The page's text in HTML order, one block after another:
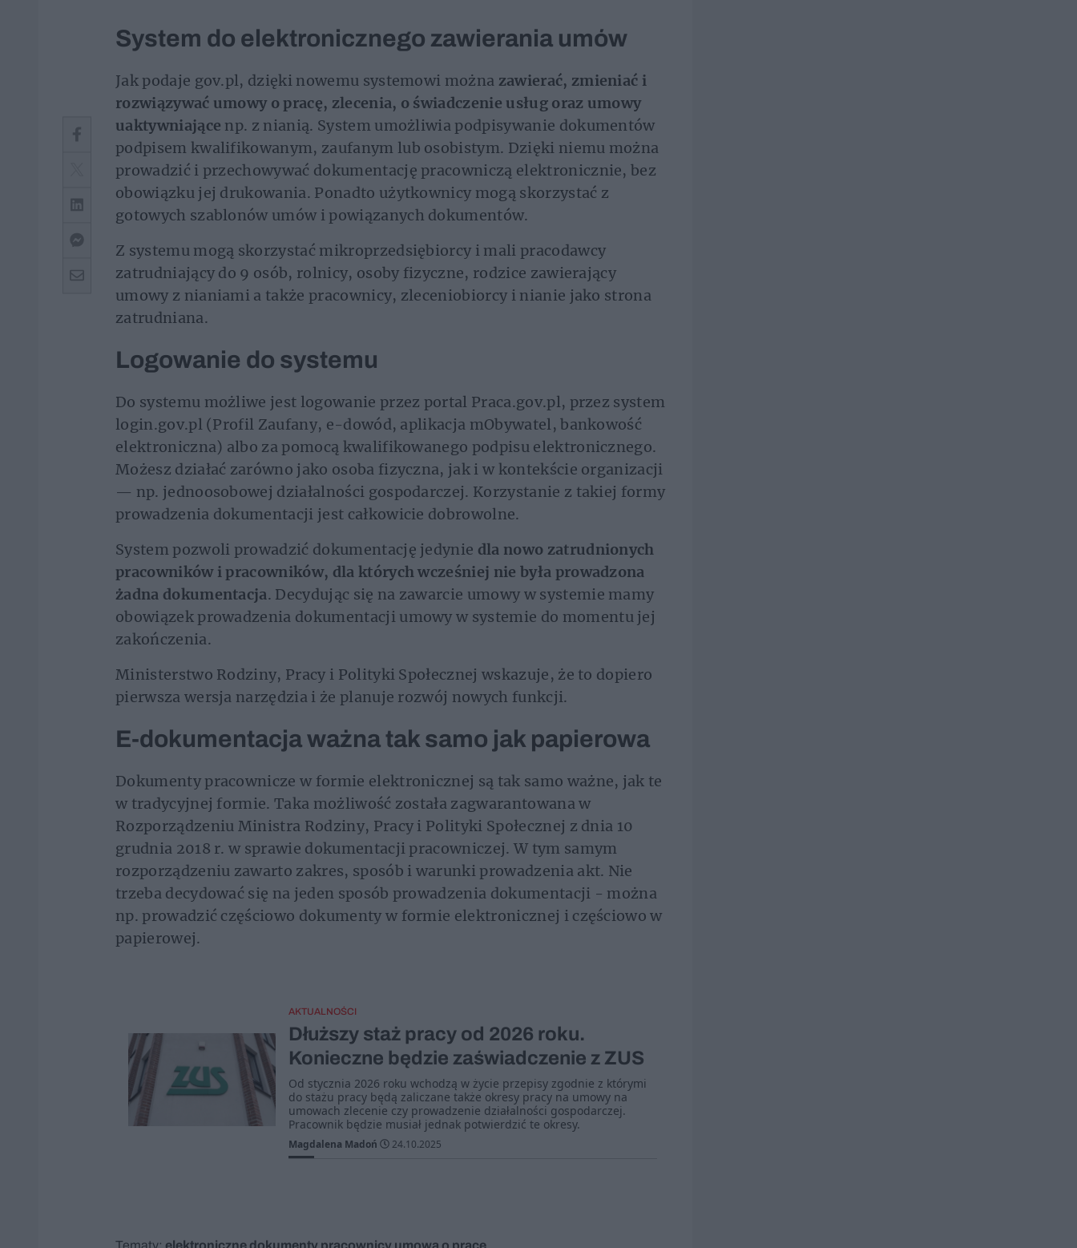
System do elektronicznego zawierania umów
Jak podaje gov.pl, dzięki nowemu systemowi można zawierać, zmieniać i
rozwiązywać umowy o pracę, zlecenia, o świadczenie usług oraz umowy
uaktywniające np. z nianią. System umożliwia podpisywanie dokumentów
podpisem kwalifikowanym, zaufanym lub osobistym. Dzięki niemu można
prowadzić i przechowywać dokumentację pracowniczą elektronicznie, bez
obowiązku jej drukowania. Ponadto użytkownicy mogą skorzystać z
gotowych szablonów umów i powiązanych dokumentów.
Z systemu mogą skorzystać mikroprzedsiębiorcy i mali pracodawcy
zatrudniający do 9 osób, rolnicy, osoby fizyczne, rodzice zawierający
umowy z nianiami a także pracownicy, zleceniobiorcy i nianie jako strona
zatrudniana.
Logowanie do systemu
Do systemu możliwe jest logowanie przez portal Praca.gov.pl, przez system
login.gov.pl (Profil Zaufany, e-dowód, aplikacja mObywatel, bankowość
elektroniczna) albo za pomocą kwalifikowanego podpisu elektronicznego.
Możesz działać zarówno jako osoba fizyczna, jak i w kontekście organizacji
— np. jednoosobowej działalności gospodarczej. Korzystanie z takiej formy
prowadzenia dokumentacji jest całkowicie dobrowolne.
System pozwoli prowadzić dokumentację jedynie dla nowo zatrudnionych
pracowników i pracowników, dla których wcześniej nie była prowadzona
żadna dokumentacja. Decydując się na zawarcie umowy w systemie mamy
obowiązek prowadzenia dokumentacji umowy w systemie do momentu jej
zakończenia.
Ministerstwo Rodziny, Pracy i Polityki Społecznej wskazuje, że to dopiero
pierwsza wersja narzędzia i że planuje rozwój nowych funkcji.
E-dokumentacja ważna tak samo jak papierowa
Dokumenty pracownicze w formie elektronicznej są tak samo ważne, jak te
w tradycyjnej formie. Taka możliwość została zagwarantowana w
Rozporządzeniu Ministra Rodziny, Pracy i Polityki Społecznej z dnia 10
grudnia 2018 r. w sprawie dokumentacji pracowniczej. W tym samym
rozporządzeniu zawarto zakres, sposób i warunki prowadzenia akt. Nie
trzeba decydować się na jeden sposób prowadzenia dokumentacji - można
np. prowadzić częściowo dokumenty w formie elektronicznej i częściowo w
papierowej.
AKTUALNOŚCI
Dłuższy staż pracy od 2026 roku.
Konieczne będzie zaświadczenie z ZUS
Od stycznia 2026 roku wchodzą w życie przepisy zgodnie z którymi
do stażu pracy będą zaliczane także okresy pracy na umowy na
umowach zlecenie czy prowadzenie działalności gospodarczej.
Pracownik będzie musiał jednak potwierdzić te okresy.
Magdalena Madoń 24.10.2025
Tematy: elektroniczne dokumenty pracownicy umowa o pracę